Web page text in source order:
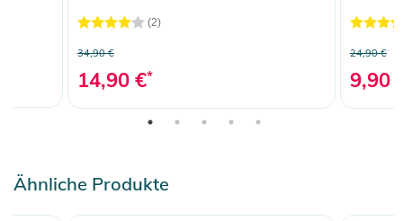
(2)
34,90 €
14,90 €*
24,90 €
9,90
Ähnliche Produkte